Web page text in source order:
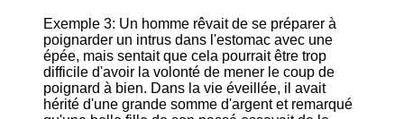
Exemple 3: Un homme rêvait de se préparer à
poignarder un intrus dans l'estomac avec une
épée, mais sentait que cela pourrait être trop
difficile d'avoir la volonté de mener le coup de
poignard à bien. Dans la vie éveillée, il avait
hérité d'une grande somme d'argent et remarqué